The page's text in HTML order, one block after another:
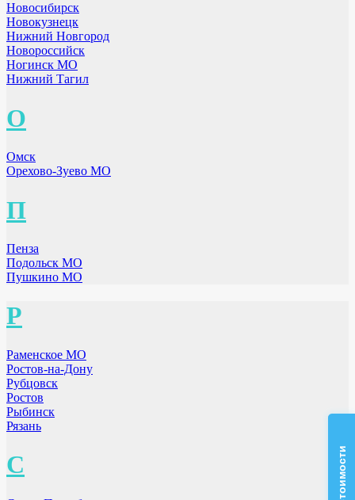
Новосибирск
Новокузнецк
Нижний Новгород
Новороссийск
Ногинск МО
Нижний Тагил
О
Омск
Орехово-Зуево МО
П
Пенза
Подольск МО
Пушкино МО
Р
Раменское МО
Ростов-на-Дону
Рубцовск
Ростов
Рыбинск
Рязань
С